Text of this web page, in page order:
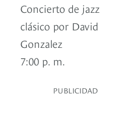
Concierto de jazz
clásico por David
Gonzalez
7:00 p. m.
PUBLICIDAD